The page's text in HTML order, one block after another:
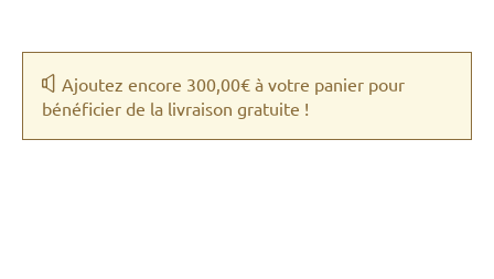
Ajoutez encore 300,00€ à votre panier pour
bénéficier de la livraison gratuite !